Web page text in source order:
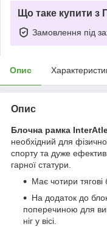
Що таке купити з
Замовлення під
Опис
Опис
Блочна рамка
необхідний для
спорту та дуже
гарної статури.
Має чотири
На додаток до
поперечиною для
ніг у вісі.